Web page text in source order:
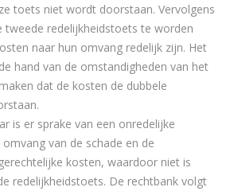
toets niet wordt doorstaan. Vervolgens
tweede redelijkheidstoets te worden
naar hun omvang redelijk zijn. Het
hand van de omstandigheden van het
dat de kosten de dubbele
is er sprake van een onredelijke
van de schade en de
kosten, waardoor niet is
redelijkheidstoets. De rechtbank volgt